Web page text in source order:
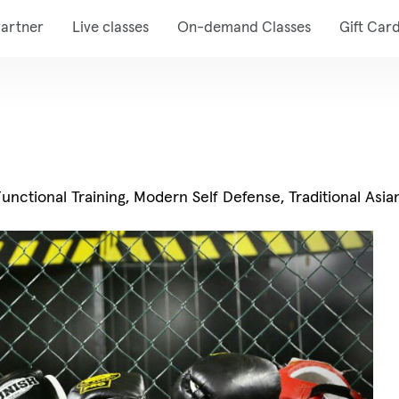
Live classes On-demand Classes Gift
Training, Modern Self Defense, Traditional